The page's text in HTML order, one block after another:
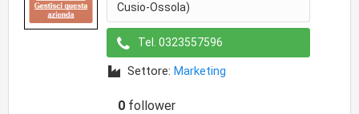
Cusio-Ossola)
Tel. 0323557596
Settore: Marketing
0 follower